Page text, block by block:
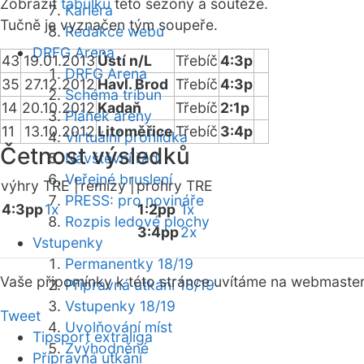
Kariéra
Redakce webu
DRFG Arena
DRFG Arena
Schéma tribun
Plánek areny
Virtuální prohlídka
Návštěvní řád
Veřejné bruslení
PRESS: pro novináře
Rozpis ledové plochy
Vstupenky
Permanentky 18/19
Přípravná utkání 18/19
Vstupenky 18/19
Uvolňování míst
Zvýhodněné
Zobrazit tabulku této sezóny a soutěže.
Tučně je vyznačen tým soupeře.
43 19.01.2013Ústí n/L Třebíč4:3p
35 27.12.2012Havl. Brod Třebíč4:3p
14 20.10.2012 Kadaň Třebíč 2:1p
11
13.10.2012 LitoměřiceTřebíč 3:4p
Četnost výsledků
výhry TRE |remízy | prohry TRE
4:3pp1x 1:2pp 1x
3:4pp2x
Vaše připomínky k této stránce uvítáme na webmaster
Tweet
Tipsport extraliga
Přípravná utkání